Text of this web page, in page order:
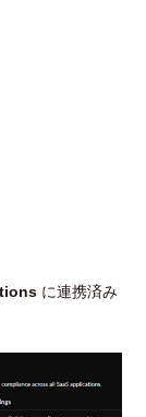
に連携済み